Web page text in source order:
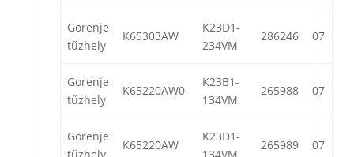
Gorenje
tűzhely
K65303AW
K23D1-
234VM
286246 07
Gorenje
tűzhely
K65220AW0
K23B1-
134VM
265988 07
Gorenje
K65220AW
K23D1-
265989 07